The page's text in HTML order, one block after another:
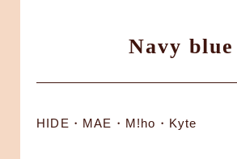
Navy blue
HIDE・MAE・M!ho・Kyte